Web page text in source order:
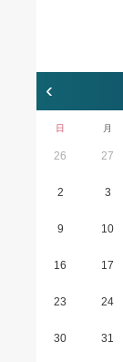
‹
日 月
26 27
2 3
9 10
16 17
23 24
30 31